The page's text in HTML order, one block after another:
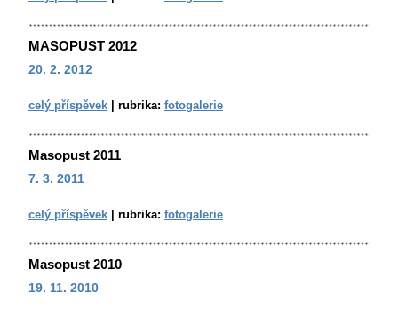
MASOPUST 2012
20. 2. 2012
celý příspěvek rubrika: fotogalerie
Masopust 2011
7. 3. 2011
celý příspěvek rubrika: fotogalerie
Masopust 2010
19. 11. 2010